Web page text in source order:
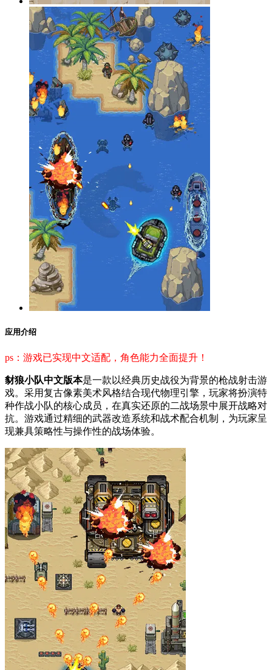
应用介绍
ps：游戏已实现中文适配，角色能力全面提升！
豺狼小队中文版本是一款以经典历史战役为背景的枪战射击游
戏。采用复古像素美术风格结合现代物理引擎，玩家将扮演特
种作战小队的核心成员，在真实还原的二战场景中展开战略对
抗。游戏通过精细的武器改造系统和战术配合机制，为玩家呈
现兼具策略性与操作性的战场体验。